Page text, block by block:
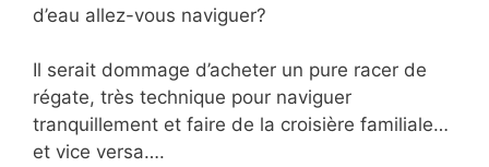
d’eau allez-vous naviguer?
Il serait dommage d’acheter un pure racer de
régate, très technique pour naviguer
tranquillement et faire de la croisière familiale…
et vice versa….